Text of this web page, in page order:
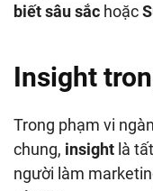
biết sâu sắc hoặc
Insight
Trong phạm vi
chung, insight là
người làm